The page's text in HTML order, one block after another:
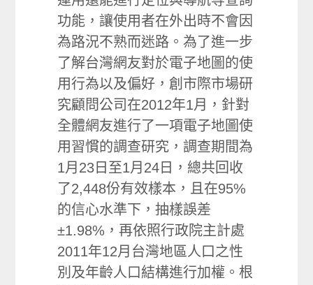
功能，讓使用者在外出時不會因
為路況不熟而迷路。為了進一步
了解台灣網友對於電子地圖的使
用行為以及偏好，創市際市場研
究顧問公司在2012年1月，針對
全體網友進行了一項電子地圖使
用習慣的調查研究，調查期間為
1月23日至1月24日，總共回收
了2,448份有效樣本，且在95%
的信心水準下，抽樣誤差
±1.98%，再依照行政院主計處
2011年12月台灣地區人口之性
別及年齡人口結構進行加權。根